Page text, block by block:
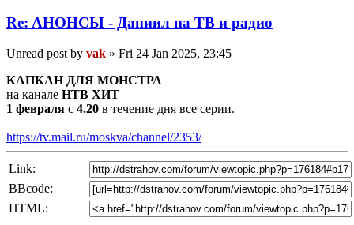
Re: AНОНСЫ - Даниил на TВ и радио
Unread post by vak » Fri 24 Jan 2025, 23:45
КАПКАН ДЛЯ МОНСТРА
на канале НТВ ХИТ
1 февраля с 4.20 в течение дня все серии.
https://tv.mail.ru/moskva/channel/2353/
Link:
BBcode:
HTML: